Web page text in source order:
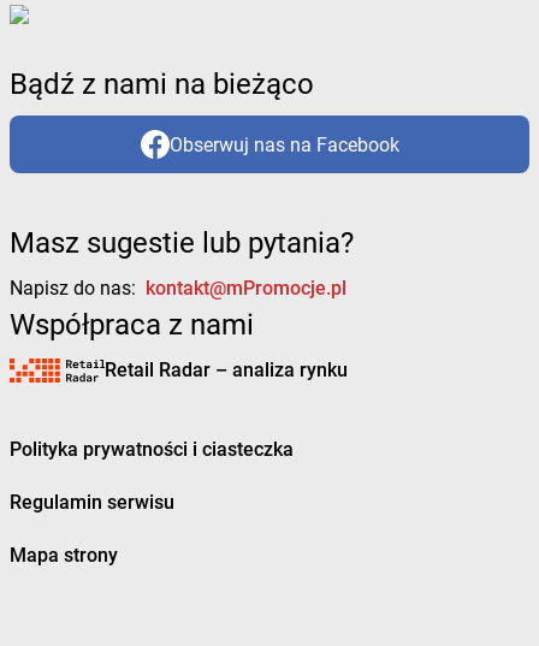
Bądź z nami na bieżąco
Obserwuj nas na Facebook
Masz sugestie lub pytania?
Napisz do nas: kontakt@mPromocje.pl
Współpraca z nami
Retail Radar – analiza rynku
Polityka prywatności i ciasteczka
Regulamin serwisu
Mapa strony